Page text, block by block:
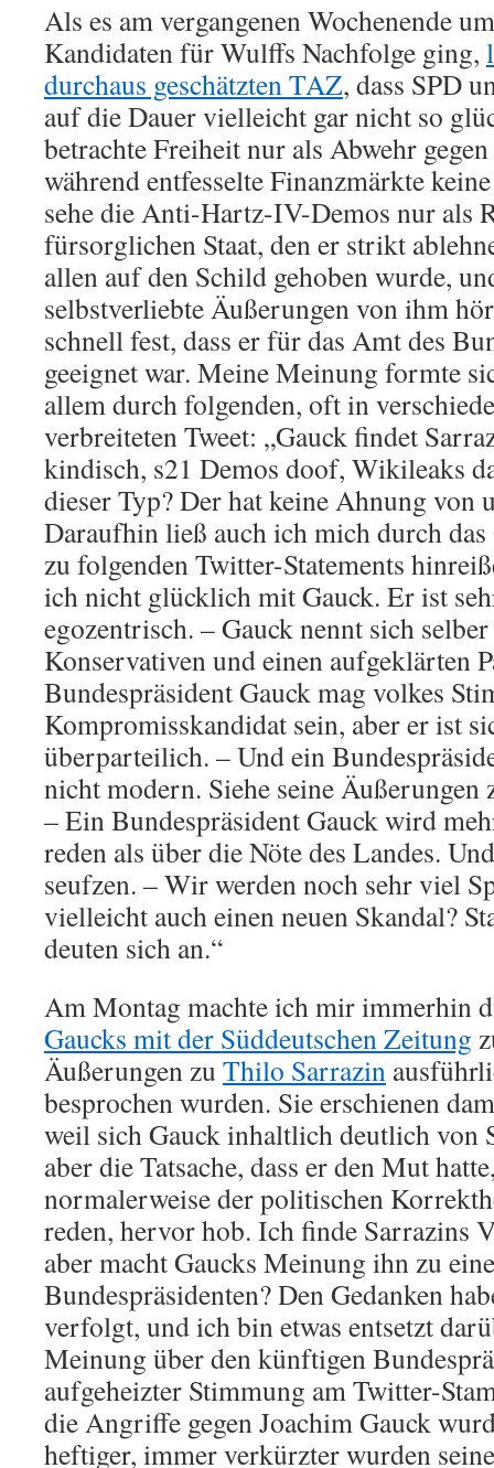
Als es am vergangenen Wochenende
Kandidaten für Wulffs Nachfolge ging,
durchaus geschätzten TAZ, dass SPD
auf die Dauer vielleicht gar nicht so
betrachte Freiheit nur als Abwehr
während entfesselte Finanzmärkte
sehe die Anti-Hartz-IV-Demos nur als
fürsorglichen Staat, den er strikt
allen auf den Schild gehoben wurde,
selbstverliebte Äußerungen von ihm
schnell fest, dass er für das Amt des
geeignet war. Meine Meinung formte
allem durch folgenden, oft in
verbreiteten Tweet: „Gauck findet
kindisch, s21 Demos doof, Wikileaks
dieser Typ? Der hat keine Ahnung von
Daraufhin ließ auch ich mich durch das
zu folgenden Twitter-Statements
ich nicht glücklich mit Gauck. Er ist
egozentrisch. – Gauck nennt sich
Konservativen und einen aufgeklärten
Bundespräsident Gauck mag volkes
Kompromisskandidat sein, aber er ist
überparteilich. – Und ein
nicht modern. Siehe seine Äußerungen
– Ein Bundespräsident Gauck wird
reden als über die Nöte des Landes.
seufzen. – Wir werden noch sehr viel
vielleicht auch einen neuen Skandal?
deuten sich an.“
Am Montag machte ich mir immerhin
Gaucks mit der Süddeutschen Zeitung
Äußerungen zu Thilo Sarrazin
besprochen wurden. Sie erschienen
weil sich Gauck inhaltlich deutlich von
aber die Tatsache, dass er den Mut
normalerweise der politischen
reden, hervor hob. Ich finde Sarrazins
aber macht Gaucks Meinung ihn zu
Bundespräsidenten? Den Gedanken
verfolgt, und ich bin etwas entsetzt
Meinung über den künftigen
aufgeheizter Stimmung am Twitter-
die Angriffe gegen Joachim Gauck
heftiger, immer verkürzter wurden